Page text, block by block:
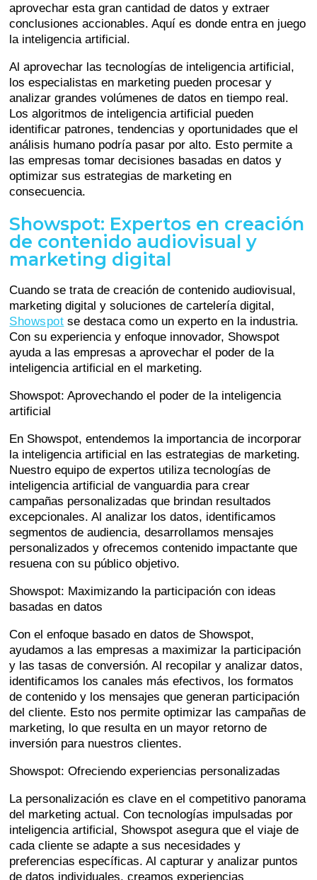
aprovechar esta gran cantidad de datos y extraer
conclusiones accionables. Aquí es donde entra en juego
la inteligencia artificial.
Al aprovechar las tecnologías de inteligencia artificial,
los especialistas en marketing pueden procesar y
analizar grandes volúmenes de datos en tiempo real.
Los algoritmos de inteligencia artificial pueden
identificar patrones, tendencias y oportunidades que el
análisis humano podría pasar por alto. Esto permite a
las empresas tomar decisiones basadas en datos y
optimizar sus estrategias de marketing en
consecuencia.
Showspot: Expertos en creación
de contenido audiovisual y
marketing digital
Cuando se trata de creación de contenido audiovisual,
marketing digital y soluciones de cartelería digital,
Showspot se destaca como un experto en la industria.
Con su experiencia y enfoque innovador, Showspot
ayuda a las empresas a aprovechar el poder de la
inteligencia artificial en el marketing.
Showspot: Aprovechando el poder de la inteligencia
artificial
En Showspot, entendemos la importancia de incorporar
la inteligencia artificial en las estrategias de marketing.
Nuestro equipo de expertos utiliza tecnologías de
inteligencia artificial de vanguardia para crear
campañas personalizadas que brindan resultados
excepcionales. Al analizar los datos, identificamos
segmentos de audiencia, desarrollamos mensajes
personalizados y ofrecemos contenido impactante que
resuena con su público objetivo.
Showspot: Maximizando la participación con ideas
basadas en datos
Con el enfoque basado en datos de Showspot,
ayudamos a las empresas a maximizar la participación
y las tasas de conversión. Al recopilar y analizar datos,
identificamos los canales más efectivos, los formatos
de contenido y los mensajes que generan participación
del cliente. Esto nos permite optimizar las campañas de
marketing, lo que resulta en un mayor retorno de
inversión para nuestros clientes.
Showspot: Ofreciendo experiencias personalizadas
La personalización es clave en el competitivo panorama
del marketing actual. Con tecnologías impulsadas por
inteligencia artificial, Showspot asegura que el viaje de
cada cliente se adapte a sus necesidades y
preferencias específicas. Al capturar y analizar puntos
de datos individuales, creamos experiencias